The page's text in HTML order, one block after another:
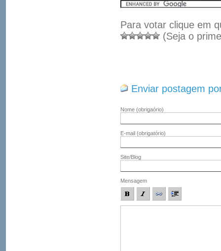
Para votar clique em
(Seja o
Enviar postagem
Nome (obrigaório)
E-mail (obrigatório)
Site/Blog
Mensagem